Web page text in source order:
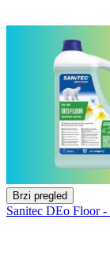
Brzi pregled
Sanitec DEo Floor